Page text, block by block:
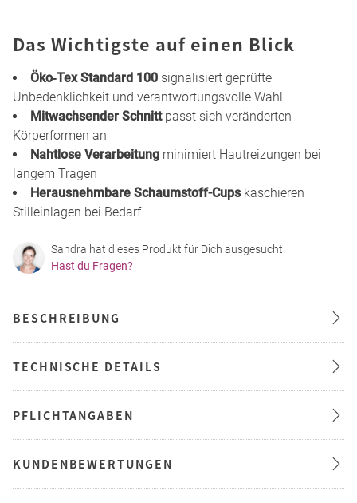
Das Wichtigste auf einen Blick
Öko‑Tex Standard 100 signalisiert geprüfte
Unbedenklichkeit und verantwortungsvolle Wahl
Mitwachsender Schnittpasst sich veränderten
Körperformen an
Nahtlose Verarbeitung minimiert Hautreizungen bei
langem Tragen
Herausnehmbare Schaumstoff-Cupskaschieren
Stilleinlagen bei Bedarf
Sandra hat dieses Produkt für Dich ausgesucht.
Hast du Fragen?
BESCHREIBUNG
TECHNISCHE DETAILS
PFLICHTANGABEN
KUNDENBEWERTUNGEN